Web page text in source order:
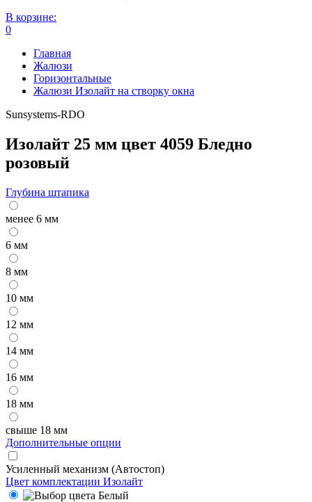
В корзине:
0
Главная
Жалюзи
Горизонтальные
Жалюзи Изолайт на створку окна
Sunsystems-RDO
Изолайт 25 мм цвет 4059 Бледно
розовый
Глубина штапика
менее 6 мм
6 мм
8 мм
10 мм
12 мм
14 мм
16 мм
18 мм
свыше 18 мм
Дополнительные опции
Усиленный механизм (Автостоп)
Цвет комплектации Изолайт
Белый